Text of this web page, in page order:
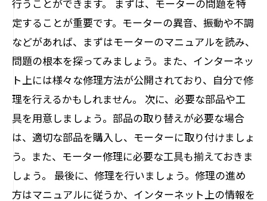
行うことができます。 まずは、モーターの問題を特
定することが重要です。モーターの異音、振動や不調
などがあれば、まずはモーターのマニュアルを読み、
問題の根本を探ってみましょう。また、インターネッ
ト上には様々な修理方法が公開されており、自分で修
理を行えるかもしれません。 次に、必要な部品や工
具を用意しましょう。部品の取り替えが必要な場合
は、適切な部品を購入し、モーターに取り付けましょ
う。また、モーター修理に必要な工具も揃えておきま
しょう。 最後に、修理を行いましょう。修理の進め
方はマニュアルに従うか、インターネット上の情報を